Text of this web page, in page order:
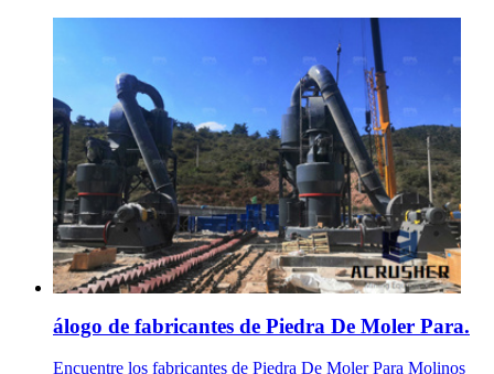
álogo de fabricantes de Piedra De Moler Para.
Encuentre los fabricantes de Piedra De Moler Para Molinos